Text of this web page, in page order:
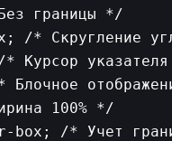
границы */
/* Скругление
Курсор указателя
Блочное
100% */
box; /* Учет